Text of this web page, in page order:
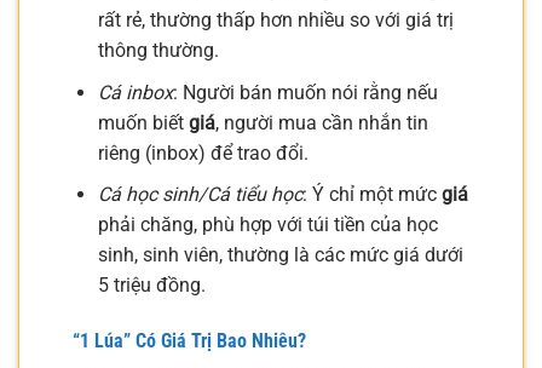
rất rẻ, thường thấp hơn nhiều so với giá trị
thông thường.
Cá inbox: Người bán muốn nói rằng nếu
muốn biết giá, người mua cần nhắn tin
riêng (inbox) để trao đổi.
Cá học sinh/Cá tiểu học: Ý chỉ một mức giá
phải chăng, phù hợp với túi tiền của học
sinh, sinh viên, thường là các mức giá dưới
5 triệu đồng.
“1 Lúa” Có Giá Trị Bao Nhiêu?